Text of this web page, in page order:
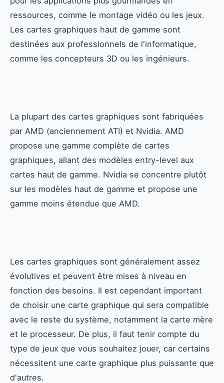
ressources, comme le montage vidéo ou les jeux.
Les cartes graphiques haut de gamme sont
destinées aux professionnels de l'informatique,
comme les concepteurs 3D ou les ingénieurs.
La plupart des cartes graphiques sont fabriquées
par AMD (anciennement ATI) et Nvidia. AMD
propose une gamme complète de cartes
graphiques, allant des modèles entry-level aux
cartes haut de gamme. Nvidia se concentre plutôt
sur les modèles haut de gamme et propose une
gamme moins étendue que AMD.
Les cartes graphiques sont généralement assez
évolutives et peuvent être mises à niveau en
fonction des besoins. Il est cependant important
de choisir une carte graphique qui sera compatible
avec le reste du système, notamment la carte mère
et le processeur. De plus, il faut tenir compte du
type de jeux que vous souhaitez jouer, car certains
nécessitent une carte graphique plus puissante que
d'autres.